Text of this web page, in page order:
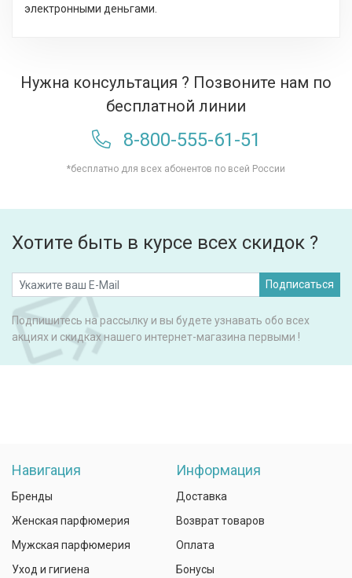
электронными деньгами.
Нужна консультация ? Позвоните нам по
бесплатной линии
8-800-555-61-51
*бесплатно для всех абонентов по всей России
Хотите быть в курсе всех скидок ?
Подписаться
Подпишитесь на рассылку и вы будете узнавать обо всех
акциях и скидках нашего интернет-магазина первыми !
Навигация
Бренды
Женская парфюмерия
Мужская парфюмерия
Уход и гигиена
Информация
Доставка
Возврат товаров
Оплата
Бонусы